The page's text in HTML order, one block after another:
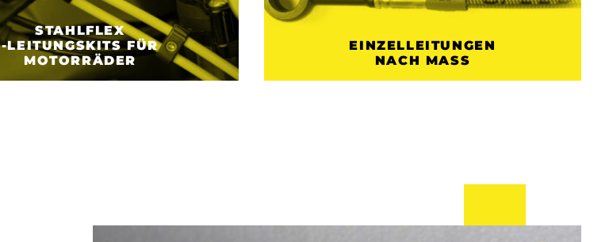
STAHLFLEX
-LEITUNGSKITS FÜR
MOTORRÄDER
EINZELLEITUNGEN
NACH MASS